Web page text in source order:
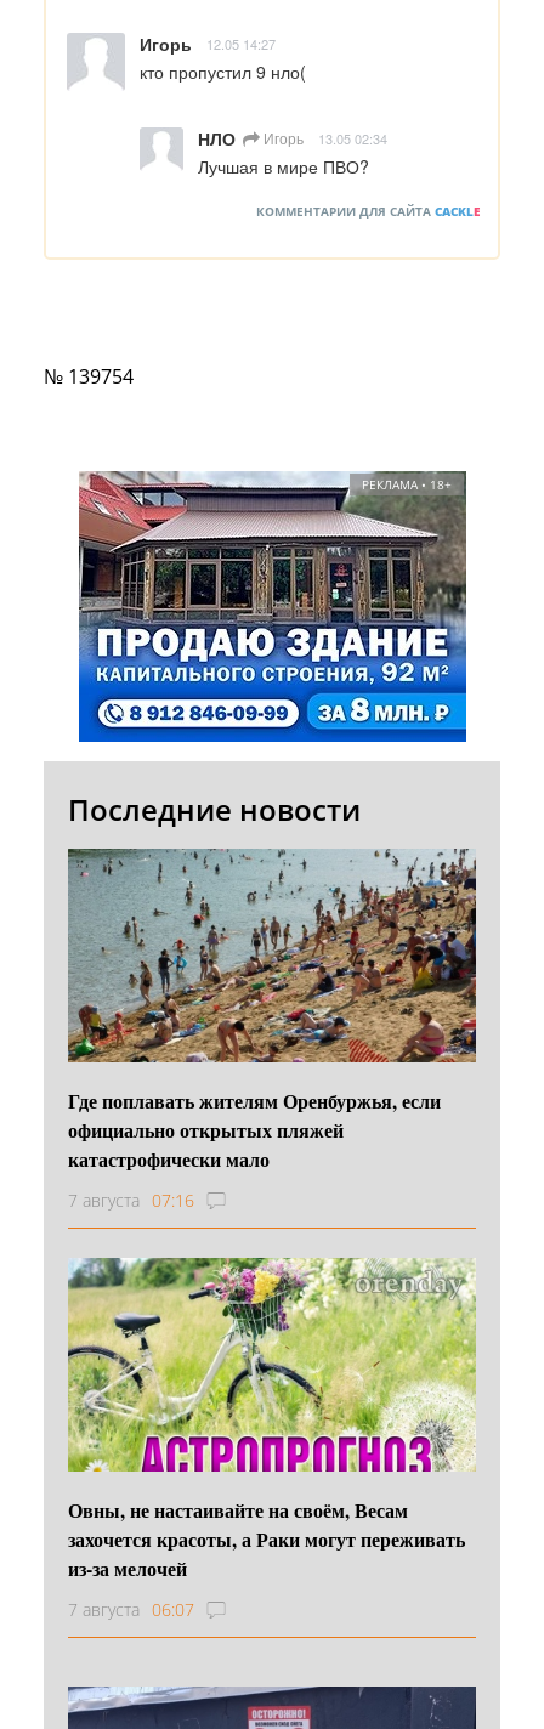
Игорь 12.05 14:27
кто пропустил 9 нло(
НЛО Игорь 13.05 02:34
Лучшая в мире ПВО?
КОММЕНТАРИИ ДЛЯ САЙТА CACKLE
№ 139754
РЕКЛАМА • 18+
Последние новости
Где поплавать жителям Оренбуржья, если
официально открытых пляжей
катастрофически мало
7 августа 07:16
Овны, не настаивайте на своём, Весам
захочется красоты, а Раки могут переживать
из-за мелочей
7 августа 06:07